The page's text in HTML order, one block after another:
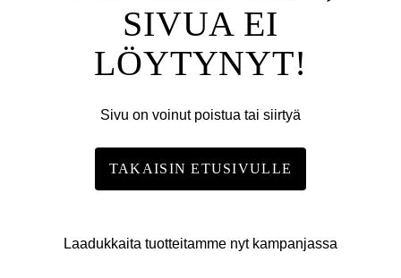
SIVUA EI
LÖYTYNYT!
Sivu on voinut poistua tai siirtyä
TAKAISIN ETUSIVULLE
Laadukkaita tuotteitamme nyt kampanjassa